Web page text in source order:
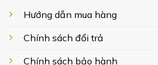
Hướng dẫn mua hàng
Chính sách đổi trả
Chính sách bảo hành